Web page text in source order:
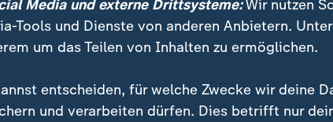
Media und externe Drittsysteme:Wir nutzen
Tools und Dienste von anderen Anbietern. Unter
um das Teilen von Inhalten zu ermöglichen.
entscheiden, für welche Zwecke wir deine
und verarbeiten dürfen. Dies betrifft nur